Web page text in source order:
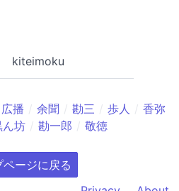
kiteimoku
広播 余聞 勘三 歩人
香弥
ん坊 勘一郎 敬徳
ページに戻る